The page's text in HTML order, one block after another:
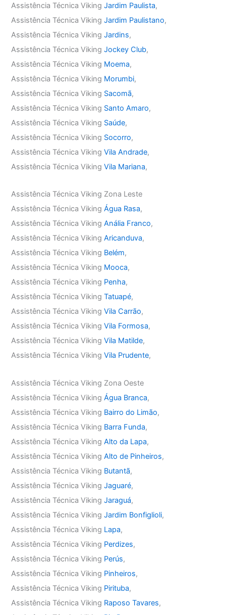
Assistência Técnica VikingJardim Paulista,
Assistência Técnica VikingJardim Paulistano,
Assistência Técnica VikingJardins,
Assistência Técnica VikingJockey Club,
Assistência Técnica Viking Moema,
Assistência Técnica Viking Morumbi,
Assistência Técnica Viking Sacomã,
Assistência Técnica Viking Santo Amaro,
Assistência Técnica Viking Saúde,
Assistência Técnica Viking Socorro,
Assistência Técnica VikingVila Andrade,
Assistência Técnica VikingVila Mariana,
Assistência Técnica Viking Zona Leste
Assistência Técnica VikingÁgua Rasa,
Assistência Técnica VikingAnália Franco,
Assistência Técnica VikingAricanduva,
Assistência Técnica Viking Belém,
Assistência Técnica Viking Mooca,
Assistência Técnica Viking Penha,
Assistência Técnica VikingTatuapé,
Assistência Técnica VikingVila Carrão,
Assistência Técnica VikingVila Formosa,
Assistência Técnica VikingVila Matilde,
Assistência Técnica VikingVila Prudente,
Assistência Técnica Viking Zona Oeste
Assistência Técnica VikingÁgua Branca,
Assistência Técnica Viking Bairro do Limão,
Assistência Técnica Viking Barra Funda,
Assistência Técnica VikingAlto da Lapa,
Assistência Técnica VikingAlto de Pinheiros,
Assistência Técnica Viking Butantã,
Assistência Técnica VikingJaguaré,
Assistência Técnica VikingJaraguá,
Assistência Técnica VikingJardim Bonfiglioli,
Assistência Técnica Viking Lapa,
Assistência Técnica Viking Perdizes,
Assistência Técnica Viking Perús,
Assistência Técnica Viking Pinheiros,
Assistência Técnica Viking Pirituba,
Assistência Técnica Viking Raposo Tavares,